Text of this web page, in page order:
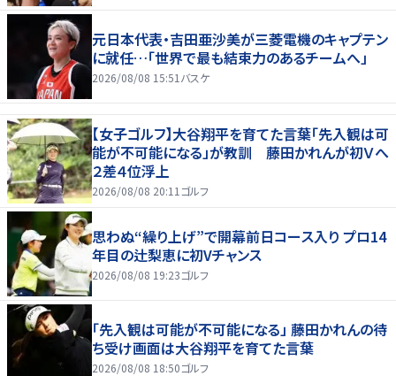
元日本代表・吉田亜沙美が三菱電機のキャプテン
に就任…「世界で最も結束力のあるチームへ」
2026/08/08 15:51 バスケ
【女子ゴルフ】大谷翔平を育てた言葉「先入観は可
能が不可能になる」が教訓 藤田かれんが初Ｖへ
２差４位浮上
2026/08/08 20:11 ゴルフ
思わぬ“繰り上げ”で開幕前日コース入り プロ14
年目の辻梨恵に初Vチャンス
2026/08/08 19:23ゴルフ
「先入観は可能が不可能になる」 藤田かれんの待
ち受け画面は大谷翔平を育てた言葉
2026/08/08 18:50ゴルフ